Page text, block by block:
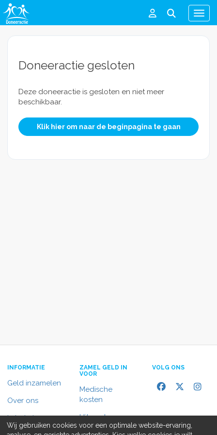
Menu
Doneeractie gesloten
Deze doneeractie is gesloten en niet meer
beschikbaar.
Klik hier om naar de beginpagina te gaan
INFORMATIE
Geld inzamelen
Over ons
In het nieuws
ZAMEL GELD IN
VOOR
Medische
kosten
Uitvaart
VOLG ONS
Wij gebruiken cookies voor een optimale website-ervaring,